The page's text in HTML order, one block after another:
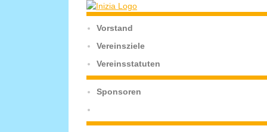
Vorstand
Vereinsziele
Vereinsstatuten
Sponsoren